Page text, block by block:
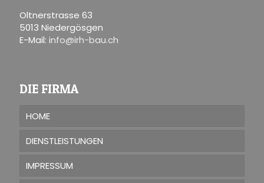
Oltnerstrasse 63
5013 Niedergösgen
E-Mail: info@irh-bau.ch
DIE FIRMA
HOME
DIENSTLEISTUNGEN
IMPRESSUM